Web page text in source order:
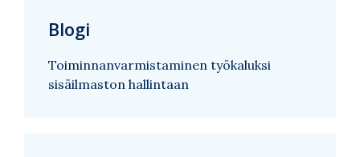
Blogi
Toiminnanvarmistaminen työkaluksi
sisäilmaston hallintaan